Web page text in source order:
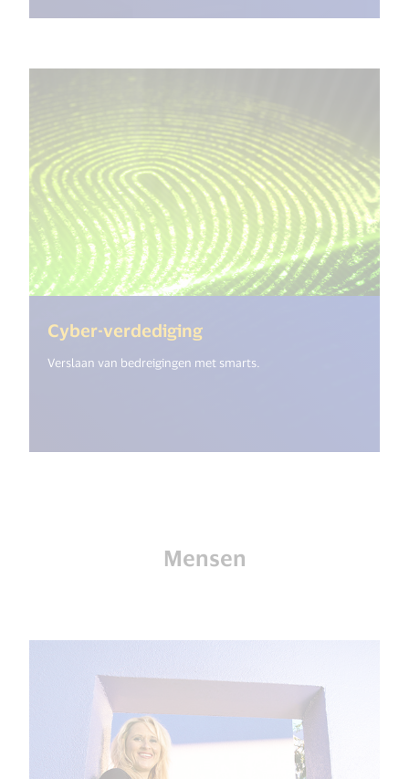
Cyber-verdediging(<%=
Verslaan van bedreigingen met smarts.
Mensen